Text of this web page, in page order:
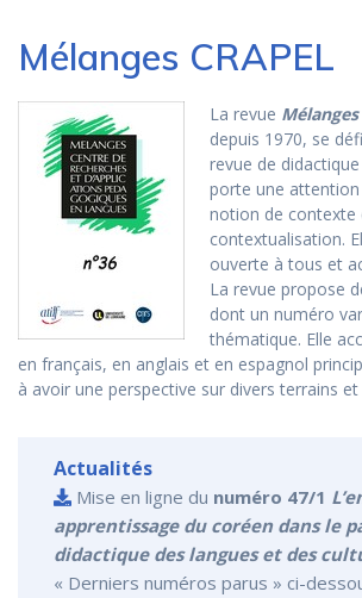
Mélanges CRAPEL
La revue Mélanges
depuis 1970, se
revue de
porte une
notion de contexte
contextualisation.
ouverte à tous et
La revue propose
dont un numéro
thématique. Elle
en français, en anglais et en espagnol
à avoir une perspective sur divers terrains
Actualités
Mise en ligne du numéro 47/1
apprentissage du coréen dans le
didactique des langues et des
« Derniers numéros parus » ci-